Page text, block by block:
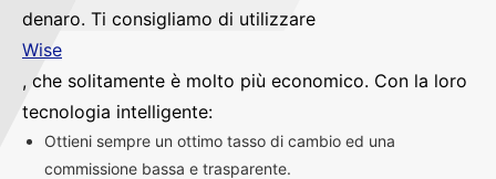
denaro. Ti consigliamo di utilizzare
Wise
, che solitamente è molto più economico. Con la loro
tecnologia intelligente:
Ottieni sempre un ottimo tasso di cambio ed una
commissione bassa e trasparente.